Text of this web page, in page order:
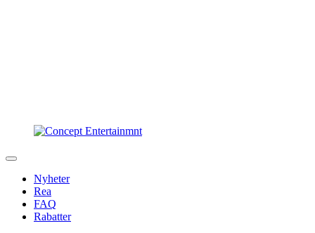
Nyheter
Rea
FAQ
Rabatter